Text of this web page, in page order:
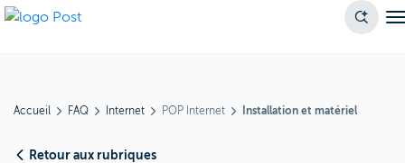
Accueil FAQ Internet POP Internet Installation et matériel
Retour aux rubriques